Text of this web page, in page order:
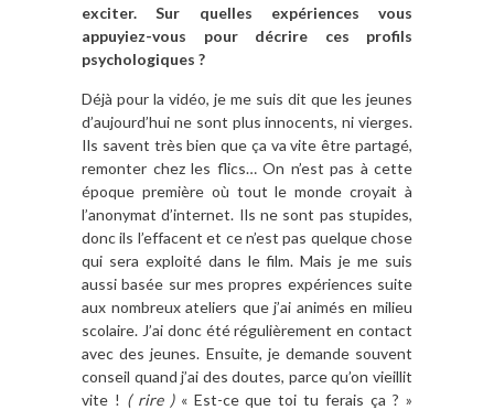
exciter. Sur quelles expériences vous
appuyiez-vous pour décrire ces profils
psychologiques ?
Déjà pour la vidéo, je me suis dit que les jeunes
d’aujourd’hui ne sont plus innocents, ni vierges.
Ils savent très bien que ça va vite être partagé,
remonter chez les flics… On n’est pas à cette
époque première où tout le monde croyait à
l’anonymat d’internet. Ils ne sont pas stupides,
donc ils l’effacent et ce n’est pas quelque chose
qui sera exploité dans le film. Mais je me suis
aussi basée sur mes propres expériences suite
aux nombreux ateliers que j’ai animés en milieu
scolaire. J’ai donc été régulièrement en contact
avec des jeunes. Ensuite, je demande souvent
conseil quand j’ai des doutes, parce qu’on vieillit
vite ! ( rire )« Est-ce que toi tu ferais ça ? »